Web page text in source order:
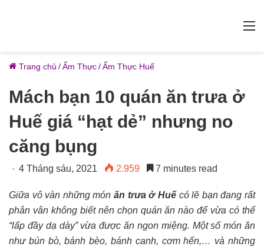
Trang chủ /Ẩm Thực/Ẩm Thực Huế
Mách bạn 10 quán ăn trưa ở
Huế giá “hạt dẻ” nhưng no
căng bụng
4 Tháng sáu, 2021 2.959 7 minutes read
Giữa vô vàn những mónăn trưa ở Huếcó lẽ bạn đang rất
phân vân không biết nên chọn quán ăn nào để vừa có thể
“lấp đầy dạ dày” vừa được ăn ngon miệng. Một số món ăn
như bún bò, bánh bèo, bánh canh, cơm hến,… và những